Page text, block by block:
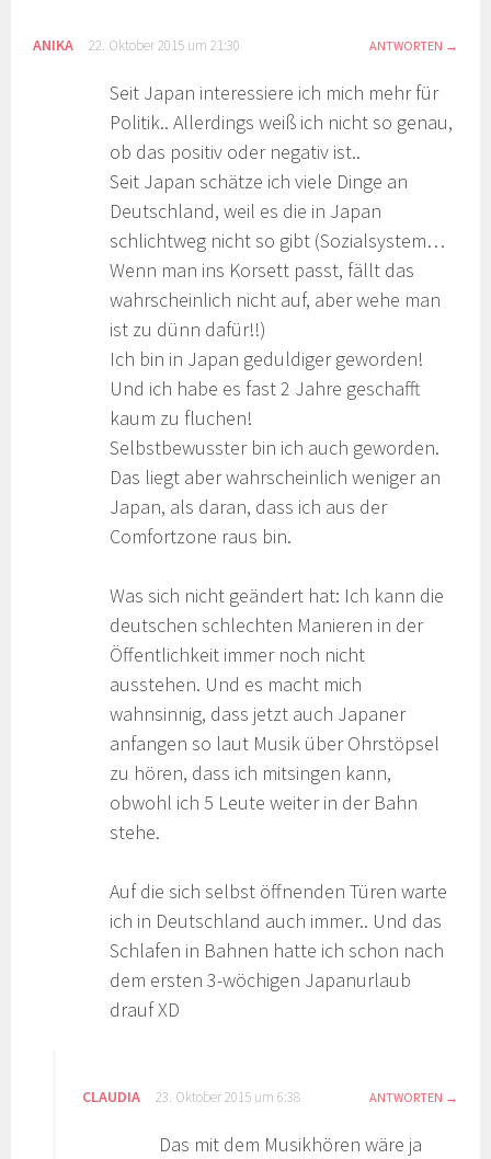
ANIKA 22. Oktober 2015 um 21:30 ANTWORTEN
Seit Japan interessiere ich mich mehr für
Politik.. Allerdings weiß ich nicht so genau,
ob das positiv oder negativ ist..
Seit Japan schätze ich viele Dinge an
Deutschland, weil es die in Japan
schlichtweg nicht so gibt (Sozialsystem…
Wenn man ins Korsett passt, fällt das
wahrscheinlich nicht auf, aber wehe man
ist zu dünn dafür!!)
Ich bin in Japan geduldiger geworden!
Und ich habe es fast 2 Jahre geschafft
kaum zu fluchen!
Selbstbewusster bin ich auch geworden.
Das liegt aber wahrscheinlich weniger an
Japan, als daran, dass ich aus der
Comfortzone raus bin.
Was sich nicht geändert hat: Ich kann die
deutschen schlechten Manieren in der
Öffentlichkeit immer noch nicht
ausstehen. Und es macht mich
wahnsinnig, dass jetzt auch Japaner
anfangen so laut Musik über Ohrstöpsel
zu hören, dass ich mitsingen kann,
obwohl ich 5 Leute weiter in der Bahn
stehe.
Auf die sich selbst öffnenden Türen warte
ich in Deutschland auch immer.. Und das
Schlafen in Bahnen hatte ich schon nach
dem ersten 3-wöchigen Japanurlaub
drauf XD
CLAUDIA 23. Oktober 2015 um 6:38 ANTWORTEN
Das mit dem Musikhören wäre ja